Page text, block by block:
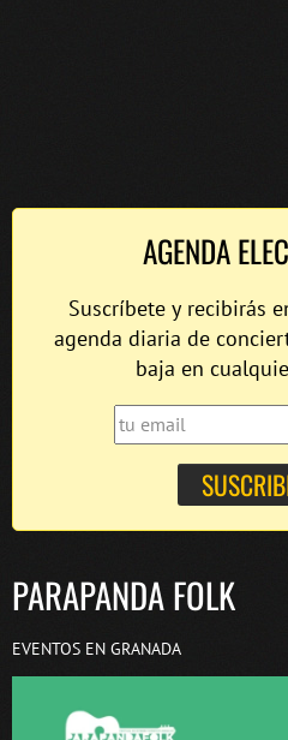
AGENDA
Suscríbete y recibirás
agenda diaria de
baja en
PARAPANDA FOLK
EVENTOS EN GRANADA